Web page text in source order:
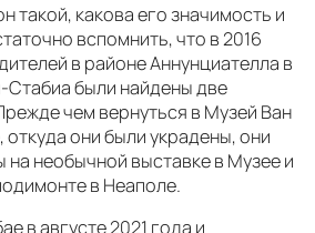
такой, какова его значимость и
вспомнить, что в 2016
в районе Аннунциателла в
были найдены две
чем вернуться в Музей Ван
они были украдены, они
необычной выставке в Музее и
в Неаполе.
в августе 2021 года и